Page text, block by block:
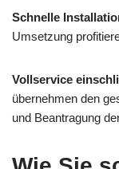
Schnelle
Umsetzung
Vollservice
übernehmen den
und Beantragung